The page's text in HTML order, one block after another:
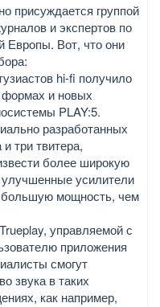
присуждается группой
и экспертов по
Европы. Вот, что они
hi-fi получило
и новых
PLAY:5.
разработанных
три твитера,
более широкую
усилители
мощность, чем
управляемой с
приложения
смогут
звука в таких
как например,